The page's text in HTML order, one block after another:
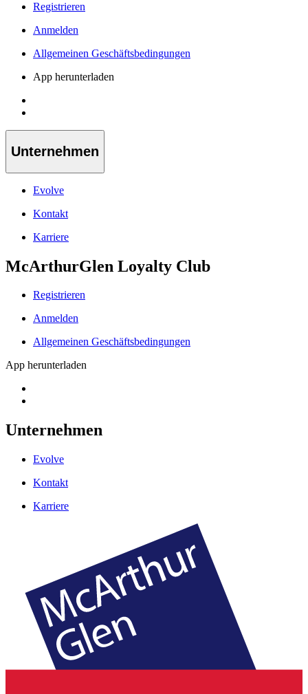
Registrieren
Anmelden
Allgemeinen Geschäftsbedingungen
App herunterladen
Unternehmen
Evolve
Kontakt
Karriere
McArthurGlen Loyalty Club
Registrieren
Anmelden
Allgemeinen Geschäftsbedingungen
App herunterladen
Unternehmen
Evolve
Kontakt
Karriere